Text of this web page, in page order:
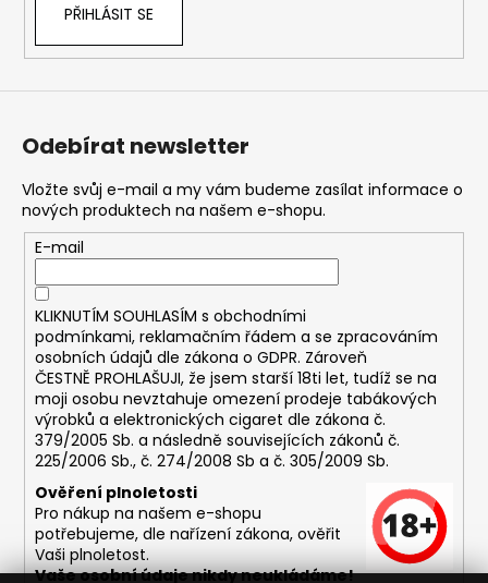
r
č
j
m
e
DEKANG
MENTOL
10ML
11MG
169
Kč
Původně:
195
Kč
PŘIHLÁSIT SE
Odebírat newsletter
Vložte svůj e-mail a my vám budeme zasílat informace o
nových produktech na našem e-shopu.
E-mail
KLIKNUTÍM SOUHLASÍM s obchodními
podmínkami, reklamačním řádem a se zpracováním
osobních údajů dle zákona o GDPR. Zároveň
ČESTNĚ PROHLAŠUJI, že jsem starší 18ti let, tudíž se na
moji osobu nevztahuje omezení prodeje tabákových
výrobků a elektronických cigaret dle zákona č.
379/2005 Sb. a následně souvisejících zákonů č.
225/2006 Sb., č. 274/2008 Sb a č. 305/2009 Sb.
Ověření plnoletosti
Pro nákup na našem e-shopu
potřebujeme, dle nařízení zákona, ověřit
Vaši plnoletost.
Vaše osobní údaje nikdy neukládáme!